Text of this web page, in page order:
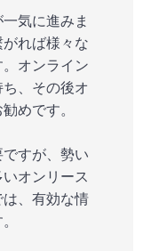
気に進みま
れば様々な
オンライン
、その後オ
めです。
すが、勢い
オンリース
は、有効な情